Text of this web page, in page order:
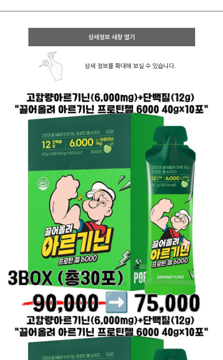
상세정보 새창 열기
상세 정보를 확대해 보실 수 있습니다.